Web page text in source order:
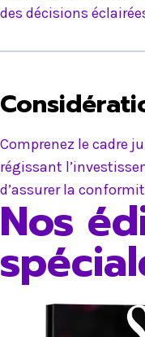
des décisions
Comprenez le cadre
régissant
d’assurer la
Nos